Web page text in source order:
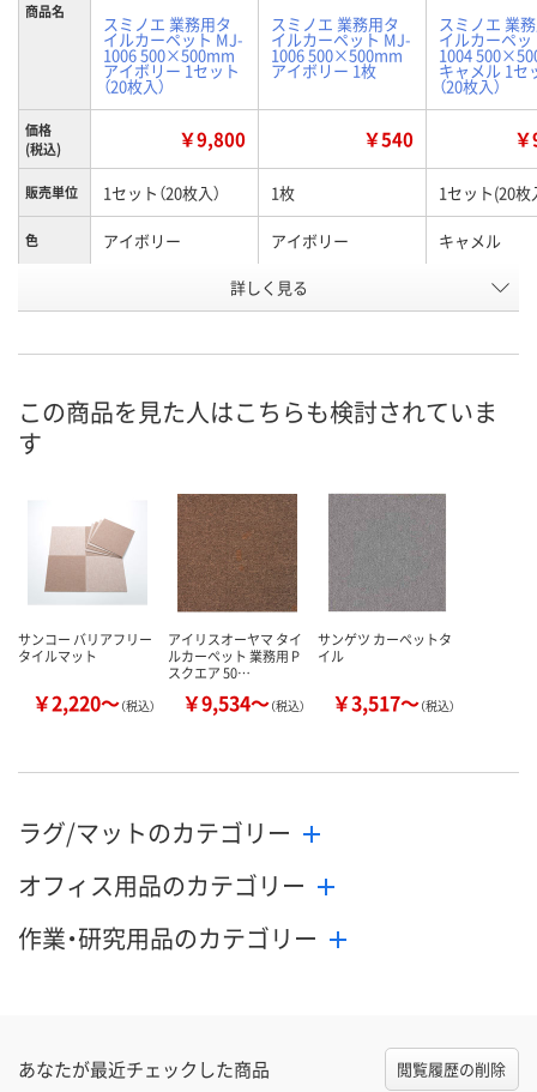
商品名
スミノエ 業務用タ
イルカーペット MJ-
1006 500×500mm
アイボリー 1セット
（20枚入）
スミノエ 業務用タ
イルカーペット MJ-
1006 500×500mm
アイボリー 1枚
スミノエ 業
イルカーペ
1004
キャメル 1セ
（20枚入）
価格
(税込)
￥9,800 ￥540
販売単位 1セット（20枚入） 1枚 1セット(20枚
色 アイボリー アイボリー キャメル
KJ50634 P723413
8月18日（火）予定
カゴへ カゴへ
詳しく見る
この商品を見た人はこちらも検討されていま
す
サンコー バリアフリー
タイルマット
￥2,220～（税込）
アイリスオーヤマ タイ
ルカーペット 業務用 P
スクエア 50…
￥9,534～（税込）
サンゲツ カーペットタ
イル
￥3,517～（税込）
ラグ/マットのカテゴリー
オフィス用品のカテゴリー
作業・研究用品のカテゴリー
あなたが最近チェックした商品 閲覧履歴の削除